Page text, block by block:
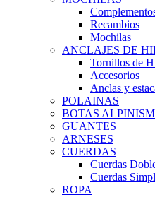
Recambios
Mochilas
ANCLAJES DE
Tornillos de
Accesorios
Anclas y
POLAINAS
BOTAS
GUANTES
ARNESES
CUERDAS
Cuerdas
Cuerdas
ROPA